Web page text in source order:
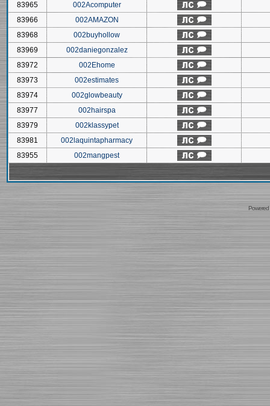
83965
002Acomputer
83966
002AMAZON
83968
002buyhollow
83969
002daniegonzalez
83972
002Ehome
83973
002estimates
83974
002glowbeauty
83977
002hairspa
83979
002klassypet
83981
002laquintapharmacy
83955
002mangpest